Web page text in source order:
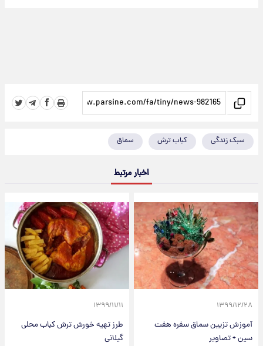
سبک زندگی کباب ترش سماق
اخبار مرتبط
۱۳۹۹/۱۲/۲۸
آموزش تزیین سماق سفره هفت
سین + تصاویر
۱۳۹۹/۱۱/۱۱
طرز تهیه خورش ترش کباب محلی
گیلانی